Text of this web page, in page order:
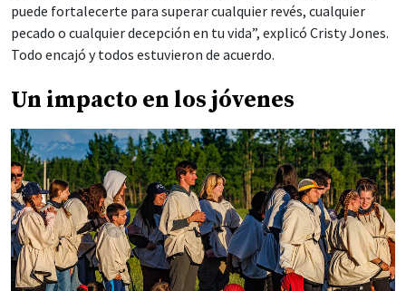
puede fortalecerte para superar cualquier revés, cualquier
pecado o cualquier decepción en tu vida”, explicó Cristy Jones.
Todo encajó y todos estuvieron de acuerdo.
Un impacto en los jóvenes